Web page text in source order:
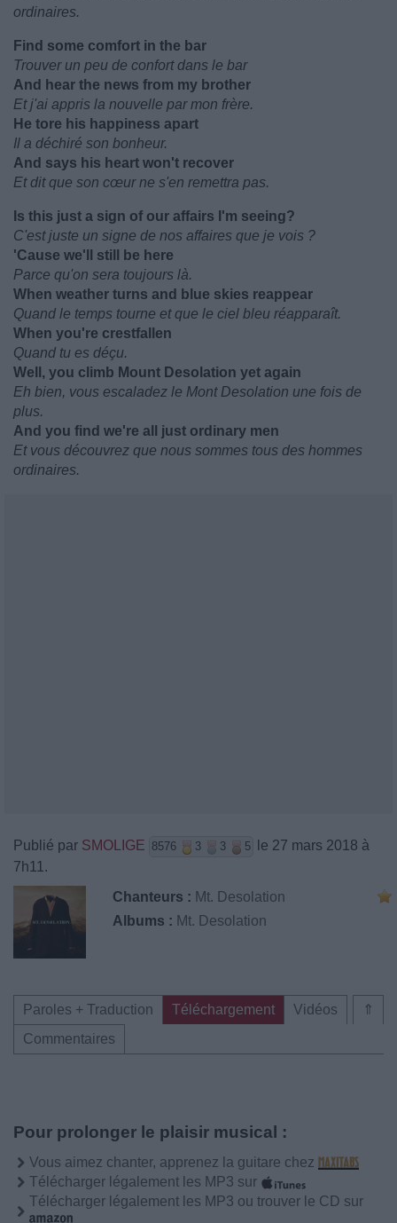
ordinaires.
Find some comfort in the bar
Trouver un peu de confort dans le bar
And hear the news from my brother
Et j'ai appris la nouvelle par mon frère.
He tore his happiness apart
Il a déchiré son bonheur.
And says his heart won't recover
Et dit que son cœur ne s'en remettra pas.
Is this just a sign of our affairs I'm seeing?
C'est juste un signe de nos affaires que je vois ?
'Cause we'll still be here
Parce qu'on sera toujours là.
When weather turns and blue skies reappear
Quand le temps tourne et que le ciel bleu réapparaît.
When you're crestfallen
Quand tu es déçu.
Well, you climb Mount Desolation yet again
Eh bien, vous escaladez le Mont Desolation une fois de
plus.
And you find we're all just ordinary men
Et vous découvrez que nous sommes tous des hommes
ordinaires.
Publié par SMOLIGE 8576 3 3 5
le 27 mars 2018 à
7h11.
Chanteurs : Mt. Desolation
Albums : Mt. Desolation
⇑
Paroles + Traduction Téléchargement
Vidéos
Commentaires
Pour prolonger le plaisir musical :
Vous aimez chanter, apprenez la guitare chez
Télécharger légalement les MP3 sur
Télécharger légalement les MP3 ou trouver le CD sur